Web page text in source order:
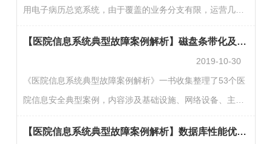
用电子病历总览系统，由于覆盖的业务分支有限，运营几年
划建设新的临床数据共享平台。清华长庚为新临床数据共享
平台设定了以下四个目标。一是为临床提供一套统一的查阅
病历的数据平台；二是以“患者为中心”来组织构建临床数据
结构；三是希望这个数据平台可以成为未来临床数据长期留
存的场所，减小业务系统的数据负荷过重的问题；四是通过
【医院信息系统典型故障案例解析】磁盘条带化及队列深度参数调优
2019-10-30
《医院信息系统典型故障案例解析》一书收集整理了53个医
院信息安全典型案例，内容涉及基础设施、网络设备、主机
CHIMA 2019大会发布后即受到医疗信息化同仁的一致好
【医院信息系统典型故障案例解析】数据库性能优化后的悲喜交加